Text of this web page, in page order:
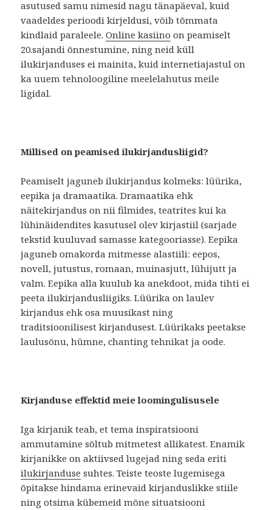
asutused samu nimesid nagu tänapäeval, kuid
vaadeldes perioodi kirjeldusi, võib tõmmata
kindlaid paraleele.Online kasiino on peamiselt
20.sajandi õnnestumine, ning neid küll
ilukirjanduses ei mainita, kuid internetiajastul on
ka uuem tehnoloogiline meelelahutus meile
ligidal.
Millised on peamised ilukirjandusliigid?
Peamiselt jaguneb ilukirjandus kolmeks: lüürika,
eepika ja dramaatika. Dramaatika ehk
näitekirjandus on nii filmides, teatrites kui ka
lühinäidendites kasutusel olev kirjastiil (sarjade
tekstid kuuluvad samasse kategooriasse). Eepika
jaguneb omakorda mitmesse alastiili: eepos,
novell, jutustus, romaan, muinasjutt, lühijutt ja
valm. Eepika alla kuulub ka anekdoot, mida tihti ei
peeta ilukirjandusliigiks. Lüürika on laulev
kirjandus ehk osa muusikast ning
traditsioonilisest kirjandusest. Lüürikaks peetakse
laulusõnu, hümne, chanting tehnikat ja oode.
Kirjanduse effektid meie loomingulisusele
Iga kirjanik teab, et tema inspiratsiooni
ammutamine sõltub mitmetest allikatest. Enamik
kirjanikke on aktiivsed lugejad ning seda eriti
ilukirjanduse suhtes. Teiste teoste lugemisega
õpitakse hindama erinevaid kirjanduslikke stiile
ning otsima kübemeid mõne situatsiooni